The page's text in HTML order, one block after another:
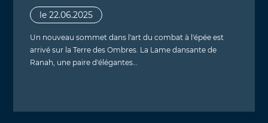
le 22.06.2025
Un nouveau sommet dans l'art du combat à l'épée est
arrivé sur la Terre des Ombres. La Lame dansante de
Ranah, une paire d'élégantes…